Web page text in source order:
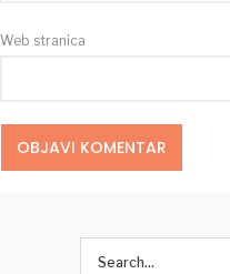
Web stranica